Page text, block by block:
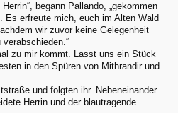
begann Pallando, „gekommen
Es erfreute mich, euch im Alten Wald
wir zuvor keine Gelegenheit
zu mir kommt. Lasst uns ein Stück
in den Spüren von Mithrandir und
und folgten ihr. Nebeneinander
Herrin und der blautragende